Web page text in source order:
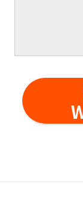
メン
ブの事
価を
を行っ